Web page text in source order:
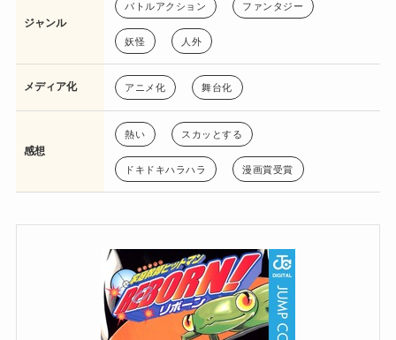
ジャンル
バトルアクション ファンタジー
妖怪 人外
メディア化 アニメ化 舞台化
感想
熱い スカッとする
ドキドキハラハラ 漫画賞受賞